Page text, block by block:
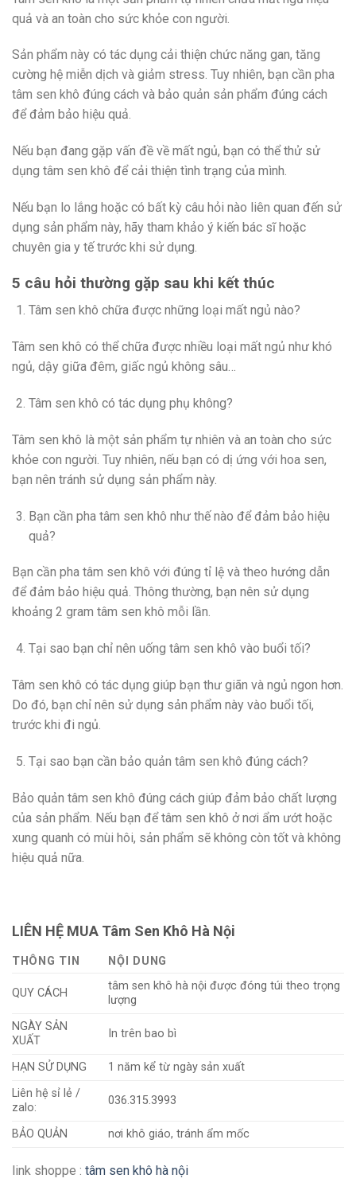
quả và an toàn cho sức khỏe con người.
Sản phẩm này có tác dụng cải thiện chức năng gan, tăng
cường hệ miễn dịch và giảm stress. Tuy nhiên, bạn cần pha
tâm sen khô đúng cách và bảo quản sản phẩm đúng cách
để đảm bảo hiệu quả.
Nếu bạn đang gặp vấn đề về mất ngủ, bạn có thể thử sử
dụng tâm sen khô để cải thiện tình trạng của mình.
Nếu bạn lo lắng hoặc có bất kỳ câu hỏi nào liên quan đến sử
dụng sản phẩm này, hãy tham khảo ý kiến ​​bác sĩ hoặc
chuyên gia y tế trước khi sử dụng.
5 câu hỏi thường gặp sau khi kết thúc
Tâm sen khô chữa được những loại mất ngủ nào?
Tâm sen khô có thể chữa được nhiều loại mất ngủ như khó
ngủ, dậy giữa đêm, giấc ngủ không sâu…
Tâm sen khô có tác dụng phụ không?
Tâm sen khô là một sản phẩm tự nhiên và an toàn cho sức
khỏe con người. Tuy nhiên, nếu bạn có dị ứng với hoa sen,
bạn nên tránh sử dụng sản phẩm này.
Bạn cần pha tâm sen khô như thế nào để đảm bảo hiệu
quả?
Bạn cần pha tâm sen khô với đúng tỉ lệ và theo hướng dẫn
để đảm bảo hiệu quả. Thông thường, bạn nên sử dụng
khoảng 2 gram tâm sen khô mỗi lần.
Tại sao bạn chỉ nên uống tâm sen khô vào buổi tối?
Tâm sen khô có tác dụng giúp bạn thư giãn và ngủ ngon hơn.
Do đó, bạn chỉ nên sử dụng sản phẩm này vào buổi tối,
trước khi đi ngủ.
Tại sao bạn cần bảo quản tâm sen khô đúng cách?
Bảo quản tâm sen khô đúng cách giúp đảm bảo chất lượng
của sản phẩm. Nếu bạn để tâm sen khô ở nơi ẩm ướt hoặc
xung quanh có mùi hôi, sản phẩm sẽ không còn tốt và không
hiệu quả nữa.
LIÊN HỆ MUA Tâm Sen Khô Hà Nội
THÔNG TIN NỘI DUNG
QUY CÁCH
tâm sen khô hà nội được đóng túi theo trọng
lượng
NGÀY SẢN
XUẤT
In trên bao bì
HẠN SỬ DỤNG
1 năm kể từ ngày sản xuất
Liên hệ sỉ lẻ /
zalo:
036.315.3993
BẢO QUẢN nơi khô giáo, tránh ẩm mốc
link shoppe : tâm sen khô hà nội